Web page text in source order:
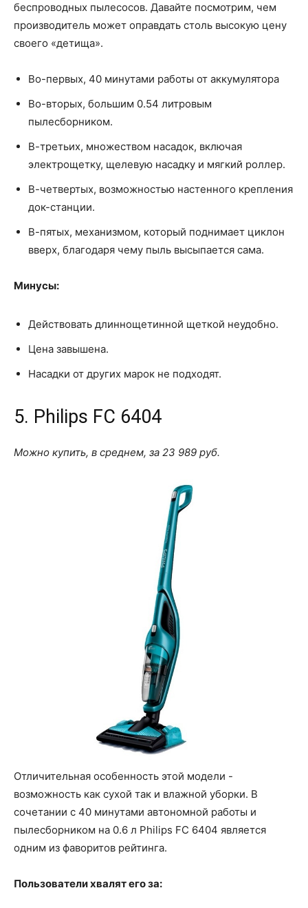
беспроводных пылесосов. Давайте посмотрим, чем
производитель может оправдать столь высокую цену
своего «детища».
Во-первых, 40 минутами работы от аккумулятора
Во-вторых, большим 0.54 литровым
пылесборником.
В-третьих, множеством насадок, включая
электрощетку, щелевую насадку и мягкий роллер.
В-четвертых, возможностью настенного крепления
док-станции.
В-пятых, механизмом, который поднимает циклон
вверх, благодаря чему пыль высыпается сама.
Минусы:
Действовать длиннощетинной щеткой неудобно.
Цена завышена.
Насадки от других марок не подходят.
5. Philips FC 6404
Можно купить, в среднем, за 23 989 руб.
Отличительная особенность этой модели -
возможность как сухой так и влажной уборки. В
сочетании с 40 минутами автономной работы и
пылесборником на 0.6 л Philips FC 6404 является
одним из фаворитов рейтинга.
Пользователи хвалят его за: